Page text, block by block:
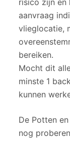
risico zijn en
aanvraag
vlieglocatie,
bereiken.
Mocht dit
minste 1
kunnen
De Potten
nog